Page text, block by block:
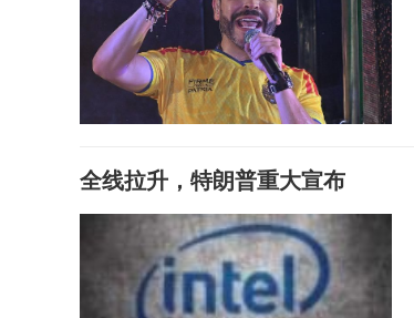
全线拉升，特朗普重大宣布